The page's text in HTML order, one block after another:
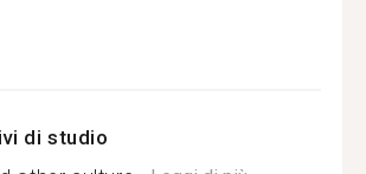
di studio